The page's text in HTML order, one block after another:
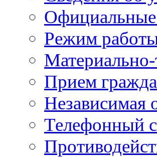
Режим
Материально-
Прием
Независимая
Телефонный